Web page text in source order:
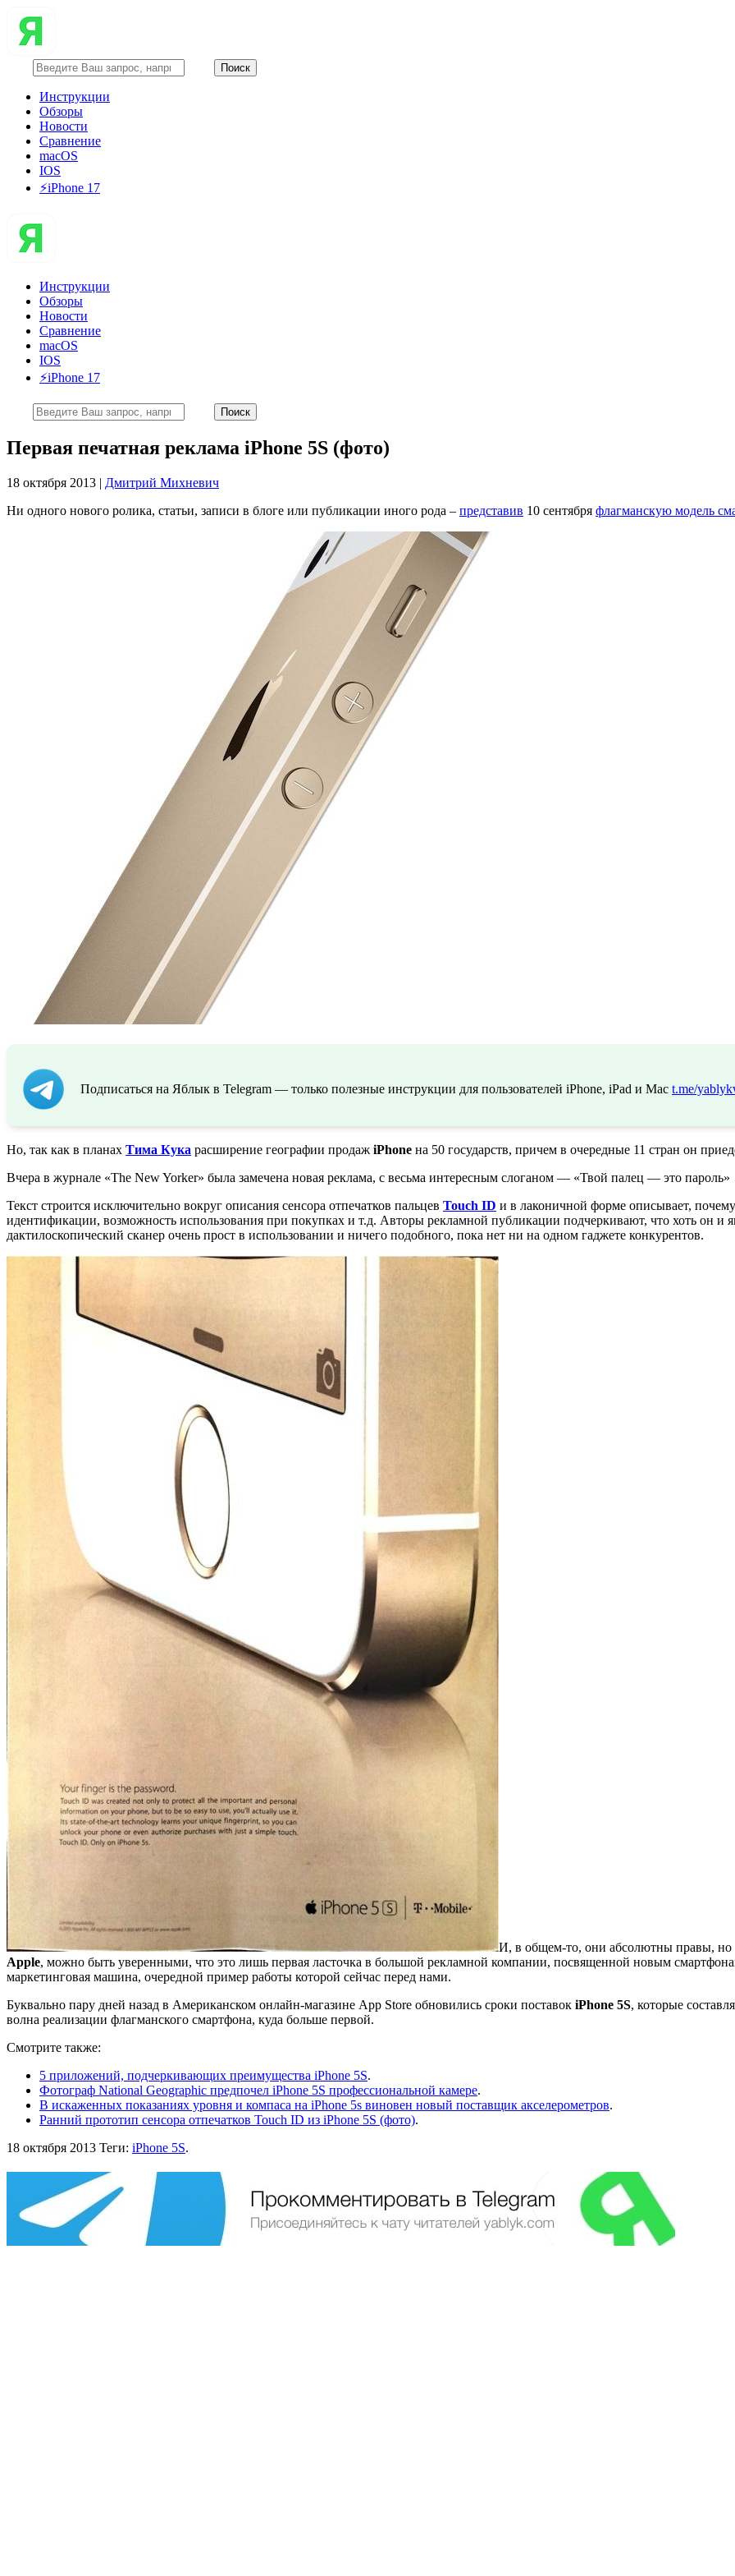
Инструкции
Обзоры
Новости
Сравнение
macOS
IOS
⚡️iPhone 17
Инструкции
Обзоры
Новости
Сравнение
macOS
IOS
⚡️iPhone 17
Первая печатная реклама iPhone 5S (фото)
18 октября 2013 | Дмитрий Михневич
Ни одного нового ролика, статьи, записи в блоге или публикации иного рода – представив 10 сентября флагманскую модель
Подписаться на Яблык в Telegram — только полезные инструкции для пользователей iPhone, iPad и Mac t.me/
Но, так как в планах Тима Кука расширение географии продаж iPhone на 50 государств, причем в очередные 11 стран он
Вчера в журнале «The New Yorker» была замечена новая реклама, с весьма интересным слоганом — «Твой палец — это пароль»
Текст строится исключительно вокруг описания сенсора отпечатков пальцев Touch ID и в лаконичной форме описывает,
идентификации, возможность использования при покупках и т.д. Авторы рекламной публикации подчеркивают, что хоть он и
дактилоскопический сканер очень прост в использовании и ничего подобного, пока нет ни на одном гаджете конкурентов.
И, в общем-то, они абсолютны правы, но
Apple, можно быть уверенными, что это лишь первая ласточка в большой рекламной компании, посвященной новым
маркетинговая машина, очередной пример работы которой сейчас перед нами.
Буквально пару дней назад в Американском онлайн-магазине App Store обновились сроки поставок iPhone 5S, которые
волна реализации флагманского смартфона, куда больше первой.
Смотрите также:
5 приложений, подчеркивающих преимущества iPhone 5S.
Фотограф National Geographic предпочел iPhone 5S профессиональной камере.
В искаженных показаниях уровня и компаса на iPhone 5s виновен новый поставщик акселерометров.
Ранний прототип сенсора отпечатков Touch ID из iPhone 5S (фото).
18 октября 2013 Теги: iPhone 5S.